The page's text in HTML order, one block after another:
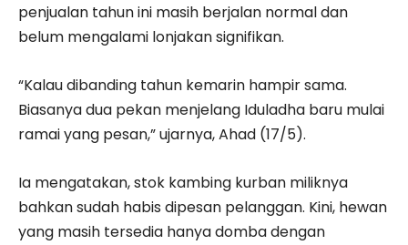
penjualan tahun ini masih berjalan normal dan
belum mengalami lonjakan signifikan.
“Kalau dibanding tahun kemarin hampir sama.
Biasanya dua pekan menjelang Iduladha baru mulai
ramai yang pesan,” ujarnya, Ahad (17/5).
Ia mengatakan, stok kambing kurban miliknya
bahkan sudah habis dipesan pelanggan. Kini, hewan
yang masih tersedia hanya domba dengan